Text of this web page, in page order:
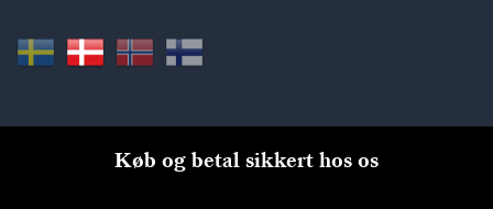
Køb og betal sikkert hos os